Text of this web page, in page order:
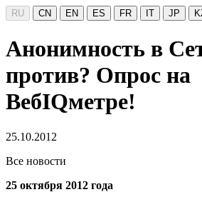
RU CN EN ES FR IT JP
Анонимность в
против? Опрос на
ВебIQметре!
25.10.2012
Все новости
25 октября 2012 года